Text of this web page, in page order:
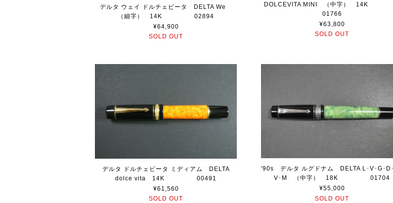
デルタ ウェイ ドルチェビータ DELTA We
（細字） 14K 02894
¥64,900
SOLD OUT
DOLCEVITA MINI （中字）
01766
¥63,800
SOLD OUT
デルタ ドルチェビータ ミディアム DELTA
dolce vita 14K 00491
¥61,560
SOLD OUT
'90s デルタ ルグドナム DELTA L･V･G･D
V･M （中字） 18K 01704
¥55,000
SOLD OUT